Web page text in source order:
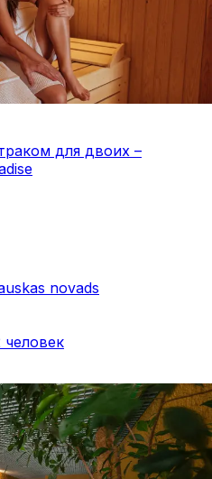
для двоих –
novads
человек